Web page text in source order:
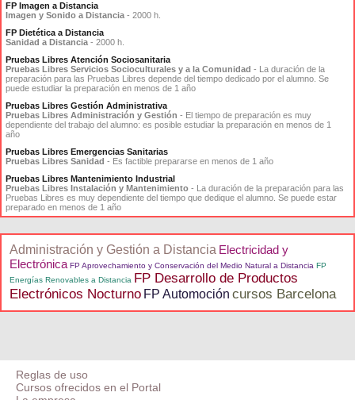
FP Imagen a Distancia
Imagen y Sonido a Distancia - 2000 h.
FP Dietética a Distancia
Sanidad a Distancia - 2000 h.
Pruebas Libres Atención Sociosanitaria
Pruebas Libres Servicios Socioculturales y a la Comunidad - La duración de la
preparación para las Pruebas Libres depende del tiempo dedicado por el alumno. Se
puede estudiar la preparación en menos de 1 año
Pruebas Libres Gestión Administrativa
Pruebas Libres Administración y Gestión - El tiempo de preparación es muy
dependiente del trabajo del alumno: es posible estudiar la preparación en menos de 1
año
Pruebas Libres Emergencias Sanitarias
Pruebas Libres Sanidad - Es factible prepararse en menos de 1 año
Pruebas Libres Mantenimiento Industrial
Pruebas Libres Instalación y Mantenimiento - La duración de la preparación para las
Pruebas Libres es muy dependiente del tiempo que dedique el alumno. Se puede estar
preparado en menos de 1 año
Administración y Gestión a Distancia Electricidad y
Electrónica FP Aprovechamiento y Conservación del Medio Natural a Distancia FP
Energías Renovables a Distancia FP Desarrollo de Productos
Electrónicos Nocturno FP Automoción cursos Barcelona
Reglas de uso
Cursos ofrecidos en el Portal